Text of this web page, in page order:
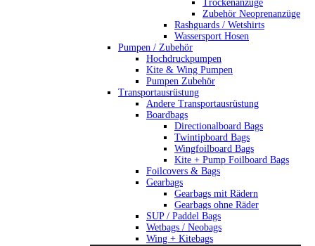
Trockenanzüge
Zubehör Neoprenanzüge
Rashguards / Wetshirts
Wassersport Hosen
Pumpen / Zubehör
Hochdruckpumpen
Kite & Wing Pumpen
Pumpen Zubehör
Transportausrüstung
Andere Transportausrüstung
Boardbags
Directionalboard Bags
Twintipboard Bags
Wingfoilboard Bags
Kite + Pump Foilboard Bags
Foilcovers & Bags
Gearbags
Gearbags mit Rädern
Gearbags ohne Räder
SUP / Paddel Bags
Wetbags / Neobags
Wing + Kitebags